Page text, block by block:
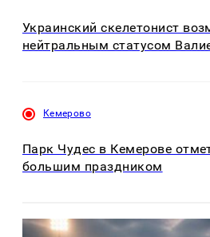
Украинский скелетонист
нейтральным статусом
Кемерово
Парк Чудес в Кемерове
большим праздником